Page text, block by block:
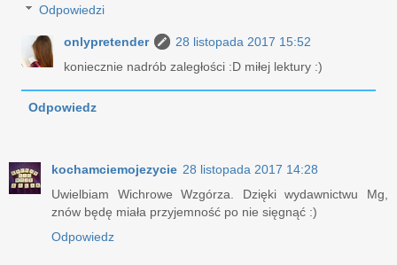
Odpowiedzi
onlypretender
28 listopada 2017 15:52
koniecznie nadrób zaległości :D miłej lektury :)
Odpowiedz
kochamciemojezycie 28 listopada 2017 14:28
Uwielbiam Wichrowe Wzgórza. Dzięki wydawnictwu Mg,
znów będę miała przyjemność po nie sięgnąć :)
Odpowiedz